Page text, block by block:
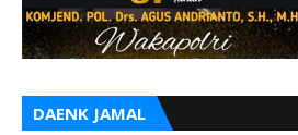
DAENK JAMAL